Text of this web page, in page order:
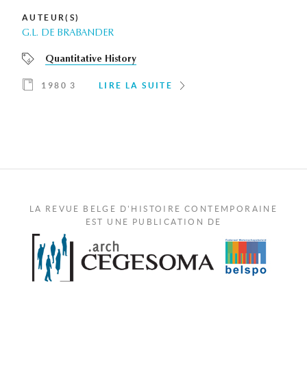
AUTEUR(S)
G.L. DE BRABANDER
Quantitative History
1980 3 LIRE LA SUITE
LA REVUE BELGE D'HISTOIRE CONTEMPORAINE
EST UNE PUBLICATION DE